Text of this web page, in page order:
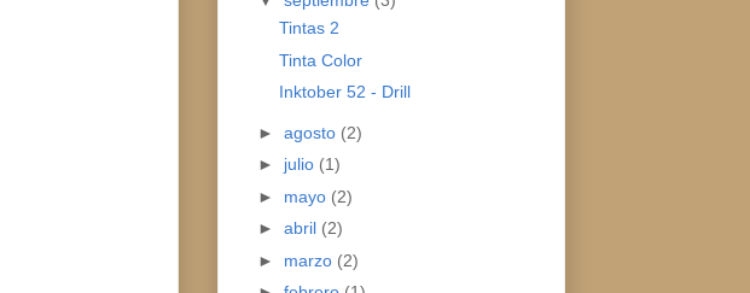
Tintas 2
Tinta Color
Inktober 52 - Drill
► agosto (2)
► julio (1)
► mayo (2)
► abril (2)
► marzo (2)